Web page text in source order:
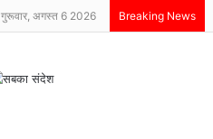
गुरूवार, अगस्त 6 2026 Breaking News